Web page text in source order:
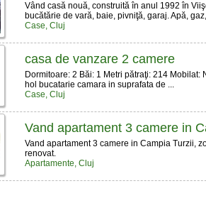
Vând casă nouă, construită în anul 1992 în
bucătărie de vară, baie, pivniţă, garaj. Apă,
Case, Cluj
casa de vanzare 2 camere
Dormitoare: 2 Băi: 1 Metri pătraţi: 214
hol bucatarie camara in suprafata de ...
Case, Cluj
Vand apartament 3 camere in
Vand apartament 3 camere in Campia Turzii,
renovat.
Apartamente, Cluj